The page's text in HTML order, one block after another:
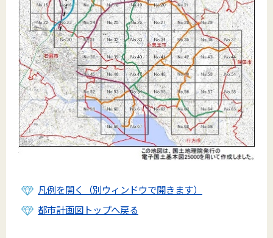
凡例を開く（別ウィンドウで開きます）
都市計画図トップへ戻る